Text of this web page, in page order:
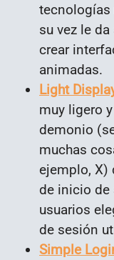
tecnologías
su vez le
crear
animadas.
Light
muy ligero
demonio
muchas
ejemplo, X)
de inicio de
usuarios
de sesión
Simple